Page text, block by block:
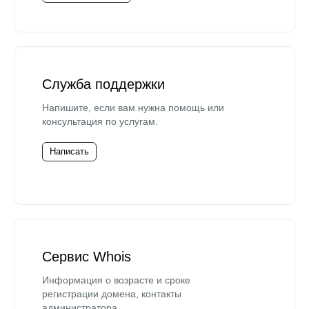
Служба поддержки
Напишите, если вам нужна помощь или
консультация по услугам.
Написать
Сервис Whois
Информация о возрасте и сроке
регистрации домена, контакты